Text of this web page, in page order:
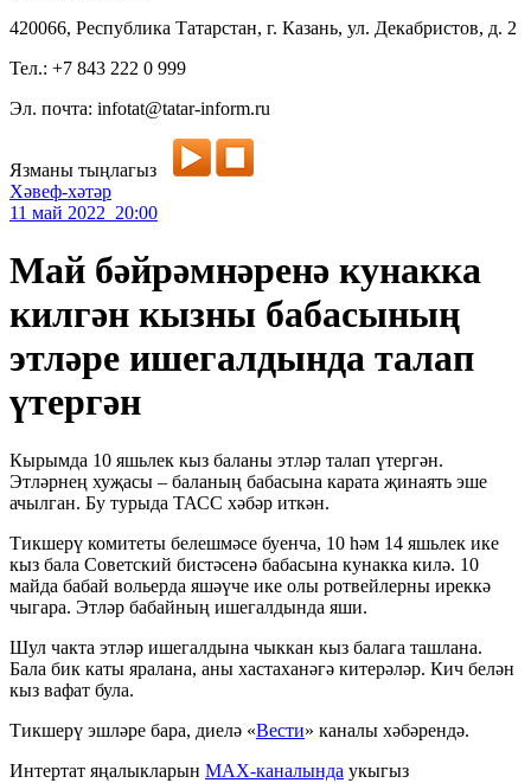
420066, Республика Татарстан, г. Казань, ул. Декабристов, д. 2
Тел.: +7 843 222 0 999
Эл. почта: infotat@tatar-inform.ru
Язманы тыңлагыз
Хәвеф-хәтәр
11 май 2022 20:00
Май бәйрәмнәренә кунакка
килгән кызны бабасының
этләре ишегалдында талап
үтергән
Кырымда 10 яшьлек кыз баланы этләр талап үтергән.
Этләрнең хуҗасы – баланың бабасына карата җинаять эше
ачылган. Бу турыда ТАСС хәбәр иткән.
Тикшерү комитеты белешмәсе буенча, 10 һәм 14 яшьлек ике
кыз бала Советский бистәсенә бабасына кунакка килә. 10
майда бабай вольерда яшәүче ике олы ротвейлерны иреккә
чыгара. Этләр бабайның ишегалдында яши.
Шул чакта этләр ишегалдына чыккан кыз балага ташлана.
Бала бик каты яралана, аны хастаханәгә китерәләр. Кич белән
кыз вафат була.
Тикшерү эшләре бара, диелә «Вести» каналы хәбәрендә.
Интертат яңалыкларын MAX-каналында укыгыз